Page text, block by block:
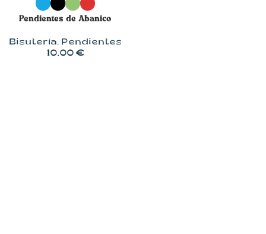
Pendientes de Abanico
Bisutería, Pendientes
10,00 €